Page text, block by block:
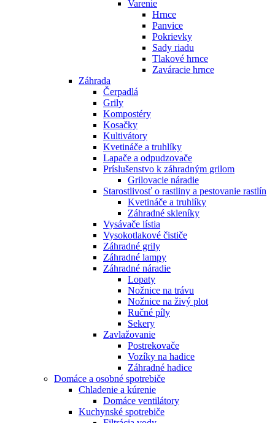
Varenie
Hrnce
Panvice
Pokrievky
Sady riadu
Tlakové hrnce
Zaváracie hrnce
Záhrada
Čerpadlá
Grily
Kompostéry
Kosačky
Kultivátory
Kvetináče a truhlíky
Lapače a odpudzovače
Príslušenstvo k záhradným grilom
Grilovacie náradie
Starostlivosť o rastliny a pestovanie rastlín
Kvetináče a truhlíky
Záhradné skleníky
Vysávače lístia
Vysokotlakové čističe
Záhradné grily
Záhradné lampy
Záhradné náradie
Lopaty
Nožnice na trávu
Nožnice na živý plot
Ručné píly
Sekery
Zavlažovanie
Postrekovače
Vozíky na hadice
Záhradné hadice
Domáce a osobné spotrebiče
Chladenie a kúrenie
Domáce ventilátory
Kuchynské spotrebiče